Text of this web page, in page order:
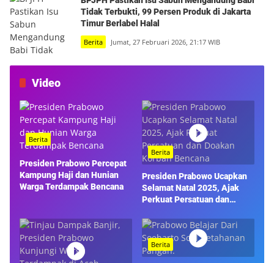
Tidak Terbukti, 99 Persen Produk di Jakarta
Timur Berlabel Halal
Berita Jumat, 27 Februari 2026, 21:17 WIB
Video
Berita
Presiden Prabowo Percepat
Kampung Haji dan Hunian
Warga Terdampak Bencana
Berita
Presiden Prabowo Ucapkan
Selamat Natal 2025, Ajak
Perkuat Persatuan dan
Berita